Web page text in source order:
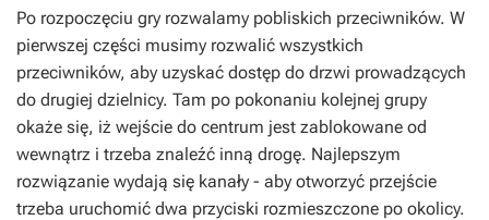
Po rozpoczęciu gry rozwalamy pobliskich przeciwników. W
pierwszej części musimy rozwalić wszystkich
przeciwników, aby uzyskać dostęp do drzwi prowadzących
do drugiej dzielnicy. Tam po pokonaniu kolejnej grupy
okaże się, iż wejście do centrum jest zablokowane od
wewnątrz i trzeba znaleźć inną drogę. Najlepszym
rozwiązanie wydają się kanały - aby otworzyć przejście
trzeba uruchomić dwa przyciski rozmieszczone po okolicy.